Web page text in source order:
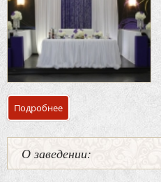
Подробнее о Банкетный зал
О заведении: